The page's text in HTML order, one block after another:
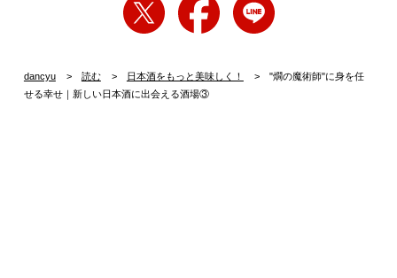
dancyu 読む 日本酒をもっと美味しく！
"燗の魔術師"に身を任
せる幸せ｜新しい日本酒に出会える酒場③